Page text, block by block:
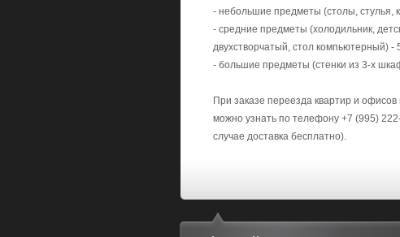
- небольшие предметы (столы, стулья,
- средние предметы (холодильник,
двухстворчатый, стол компьютерный) -
- большие предметы (стенки из 3-х
При заказе переезда квартир и
можно узнать по телефону +7 (995)
случае доставка бесплатно).